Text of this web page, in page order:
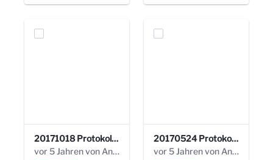
20171018 Protokoll 21. Steuerungskreis.pdf
vor 5 Jahren von Anni Schlumberger
20170524 Protokoll 20. Steuerungskreis.pdf
vor 5 Jahren von Anni Schlumberger